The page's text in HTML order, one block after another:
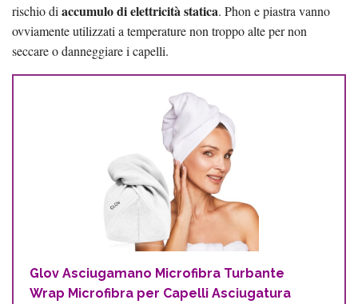
rischio di accumulo di elettricità statica. Phon e piastra vanno
ovviamente utilizzati a temperature non troppo alte per non
seccare o danneggiare i capelli.
Glov Asciugamano Microfibra Turbante
Wrap Microfibra per Capelli Asciugatura